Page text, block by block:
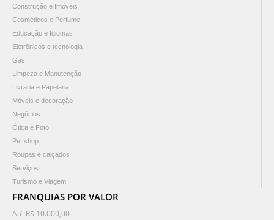
Construção e Imóveis
Cosméticos e Perfume
Educação e Idiomas
Eletrônicos e tecnologia
Gás
Limpeza e Manutenção
Livraria e Papelaria
Móveis e decoração
Negócios
Ótica e Foto
Pet shop
Roupas e calçados
Serviços
Turismo e Viagem
FRANQUIAS POR VALOR
Até R$ 10.000,00